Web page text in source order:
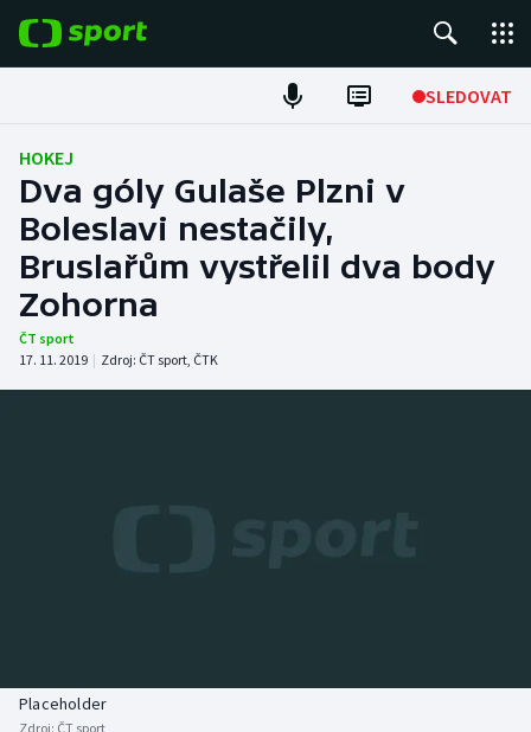
SLEDOVAT
Fotbal
Hokej
Tenis
Atletika
Boby a skeleton
AZ kvíz
HOKEJ
Dva góly Gulaše Plzni v
Boleslavi nestačily,
Bruslařům vystřelil dva body
Zohorna
ČT sport
17. 11. 2019 | Zdroj: ČT sport, ČTK
Placeholder
Zdroj: ČT sport